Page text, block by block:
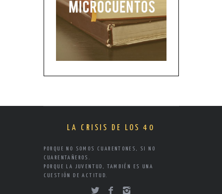
LA CRISIS DE LOS 40
PORQUE NO SOMOS CUARENTONES, SI NO
CUARENTAÑEROS.
PORQUE LA JUVENTUD, TAMBIÉN ES UNA
CUESTIÓN DE ACTITUD.